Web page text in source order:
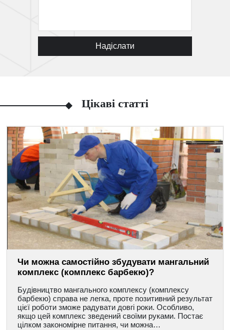
Надіслати
Цікаві статті
Чи можна самостійно збудувати мангальний
комплекс (комплекс барбекю)?
Будівництво мангального комплексу (комплексу
барбекю) справа не легка, проте позитивний результат
цієї роботи зможе радувати довгі роки. Особливо,
якщо цей комплекс зведений своїми руками. Постає
цілком закономірне питання, чи можна…